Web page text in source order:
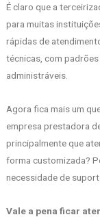
É claro que a
para muitas
rápidas de
técnicas, com
administráveis.
Agora fica mais um
empresa prestadora
principalmente que
forma customizada?
necessidade de
Vale a pena ficar